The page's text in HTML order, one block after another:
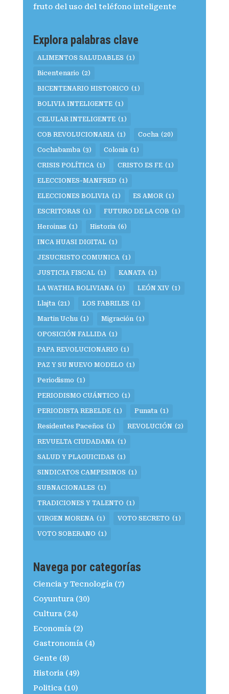
fruto del uso del teléfono inteligente
Explora palabras clave
ALIMENTOS SALUDABLES (1)
Bicentenario (2)
BICENTENARIO HISTORICO (1)
BOLIVIA INTELIGENTE (1)
CELULAR INTELIGENTE (1)
COB REVOLUCIONARIA (1) Cocha (20)
Cochabamba (3) Colonia (1)
CRISIS POLÍTICA (1) CRISTO ES FE (1)
ELECCIONES-MANFRED (1)
ELECCIONES BOLIVIA (1) ES AMOR (1)
ESCRITORAS (1) FUTURO DE LA COB (1)
Heroinas (1) Historia (6)
INCA HUASI DIGITAL (1)
JESUCRISTO COMUNICA (1)
JUSTICIA FISCAL (1) KANATA (1)
LA WATHIA BOLIVIANA (1) LEÓN XIV (1)
Llajta (21) LOS FABRILES (1)
Martin Uchu (1) Migración (1)
OPOSICIÓN FALLIDA (1)
PAPA REVOLUCIONARIO (1)
PAZ Y SU NUEVO MODELO (1)
Periodismo (1)
PERIODISMO CUÁNTICO (1)
PERIODISTA REBELDE (1) Punata (1)
Residentes Paceños (1) REVOLUCIÓN (2)
REVUELTA CIUDADANA (1)
SALUD Y PLAGUICIDAS (1)
SINDICATOS CAMPESINOS (1)
SUBNACIONALES (1)
TRADICIONES Y TALENTO (1)
VIRGEN MORENA (1) VOTO SECRETO (1)
VOTO SOBERANO (1)
Navega por categorías
Ciencia y Tecnología (7)
Coyuntura (30)
Cultura (24)
Economía (2)
Gastronomía (4)
Gente (8)
Historia (49)
Politica (10)